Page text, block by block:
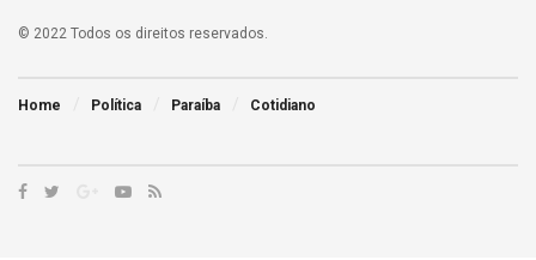
© 2022 Todos os direitos reservados.
Home Política Paraíba Cotidiano